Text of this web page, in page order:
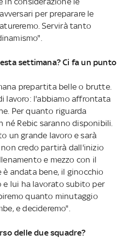
per preparare le
Servirà tanto
settimana? Ci fa un punto
prepartita belle o brutte.
lavoro: l'abbiamo affrontata
Per quanto riguarda
né Rebic saranno disponibili.
un grande lavoro e sarà
credo partirà dall'inizio
e mezzo con il
andata bene, il ginocchio
e lui ha lavorato subito per
quanto minutaggio
e decideremo".
delle due squadre?